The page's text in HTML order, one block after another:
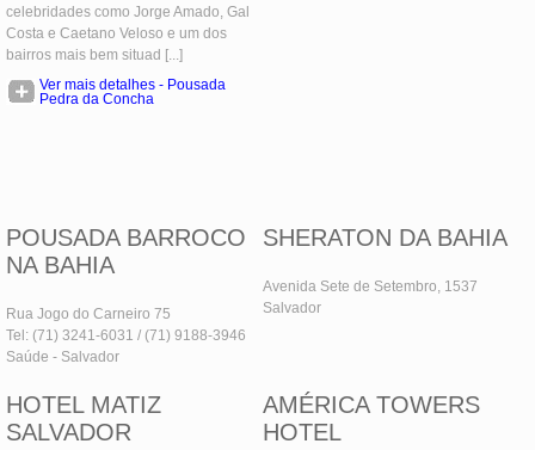
celebridades como Jorge Amado, Gal
Costa e Caetano Veloso e um dos
bairros mais bem situad [...]
Ver mais detalhes - Pousada
Pedra da Concha
POUSADA BARROCO
NA BAHIA
Rua Jogo do Carneiro 75
Tel: (71) 3241-6031 / (71) 9188-3946
Saúde - Salvador
SHERATON DA BAHIA
Avenida Sete de Setembro, 1537
Salvador
HOTEL MATIZ
SALVADOR
AMÉRICA TOWERS
HOTEL